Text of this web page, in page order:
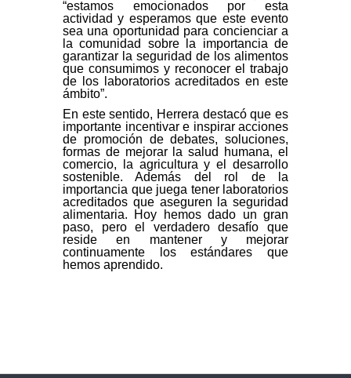
“estamos emocionados por esta
actividad y esperamos que este evento
sea una oportunidad para concienciar a
la comunidad sobre la importancia de
garantizar la seguridad de los alimentos
que consumimos y reconocer el trabajo
de los laboratorios acreditados en este
ámbito”.
En este sentido, Herrera destacó que es
importante incentivar e inspirar acciones
de promoción de debates, soluciones,
formas de mejorar la salud humana, el
comercio, la agricultura y el desarrollo
sostenible. Además del rol de la
importancia que juega tener laboratorios
acreditados que aseguren la seguridad
alimentaria. Hoy hemos dado un gran
paso, pero el verdadero desafío que
reside en mantener y mejorar
continuamente los estándares que
hemos aprendido.